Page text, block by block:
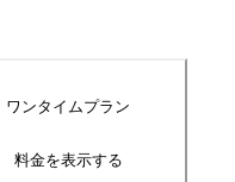
ワンタイムプラン
料金を表示する